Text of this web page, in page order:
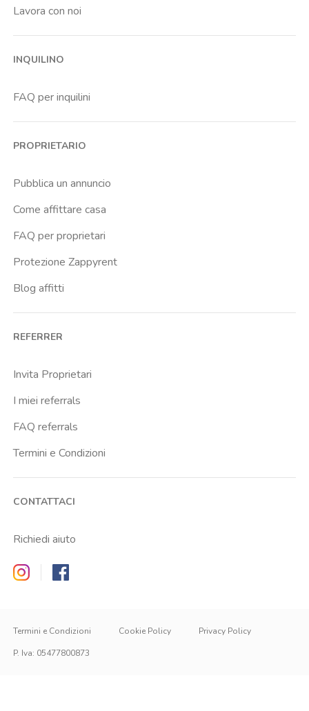
Lavora con noi
INQUILINO
FAQ per inquilini
PROPRIETARIO
Pubblica un annuncio
Come affittare casa
FAQ per proprietari
Protezione Zappyrent
Blog affitti
REFERRER
Invita Proprietari
I miei referrals
FAQ referrals
Termini e Condizioni
CONTATTACI
Richiedi aiuto
Zappyrent on Instagram
Zappyrent on Facebook
Termini e Condizioni Cookie Policy
Privacy Policy
P. Iva: 05477800873